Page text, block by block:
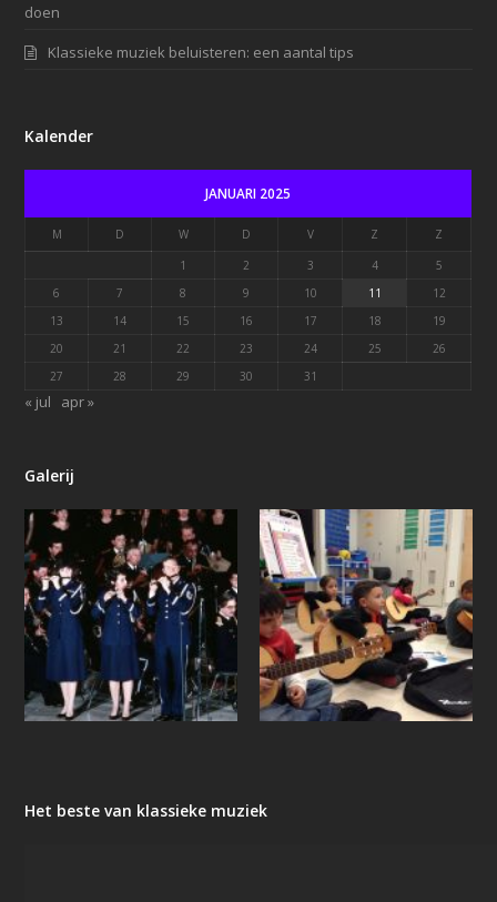
doen
Klassieke muziek beluisteren: een aantal tips
Kalender
JANUARI 2025
M D W D V Z
Z
1
2 3 4
5
6
7 8 9 10 11
12
13
14 15 16 17 18
19
20
21 22 23 24 25
26
27
28 29 30 31
« jul apr »
Galerij
Het beste van klassieke muziek